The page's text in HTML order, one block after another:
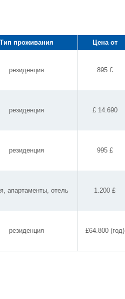
Тип проживания Цена от
резиденция 895 £
резиденция £ 14.690
резиденция 995 £
апартаменты, отель 1.200 £
резиденция £64.800 (год)